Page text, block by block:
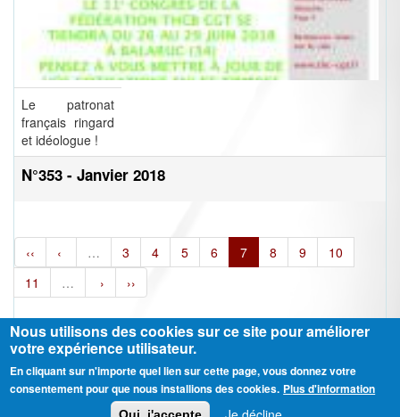
Le patronat
français ringard
et idéologue !
N°353 - Janvier 2018
‹‹ ‹ … 3 4 5 6 7 8 9
10
11
… › ››
Ⓒ CGT Fédération THCB - Tous les droits réservés - Mentions légales
Contactez-nous
Nous utilisons des cookies sur ce site pour améliorer
votre expérience utilisateur.
En cliquant sur n'importe quel lien sur cette page, vous donnez votre
consentement pour que nous installions des cookies. Plus d'information